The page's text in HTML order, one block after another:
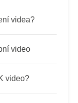
videa?
video
video?